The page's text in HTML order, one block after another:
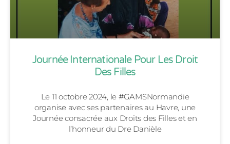
Journée Internationale Pour Les Droit
Des Filles
Le 11 octobre 2024, le #GAMSNormandie
organise avec ses partenaires au Havre, une
Journée consacrée aux Droits des Filles et en
l’honneur du Dre Danièle